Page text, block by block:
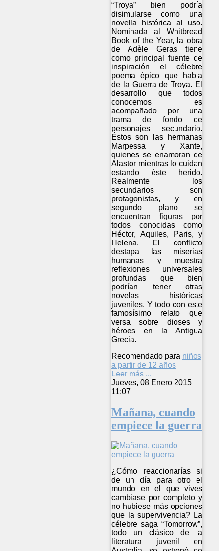
“Troya” bien podría
disimularse como una
novella histórica al uso.
Nominada al Whitbread
Book of the Year, la obra
de Adèle Geras tiene
como principal fuente de
inspiración el célebre
poema épico que habla
de la Guerra de Troya. El
desarrollo que todos
conocemos es
acompañado por una
trama de fondo de
personajes secundario.
Éstos son las hermanas
Marpessa y Xante,
quienes se enamoran de
Alastor mientras lo cuidan
estando éste herido.
Realmente los
secundarios son
protagonistas, y en
segundo plano se
encuentran figuras por
todos conocidas como
Héctor, Aquiles, Paris, y
Helena. El conflicto
destapa las miserias
humanas y muestra
reflexiones universales
profundas que bien
podrían tener otras
novelas históricas
juveniles. Y todo con este
famosísimo relato que
versa sobre dioses y
héroes en la Antigua
Grecia.
Recomendado para niños
a partir de 12 años
Leer más ...
Jueves, 08 Enero 2015
11:07
Mañana, cuando
empiece la guerra
¿Cómo reaccionarías si
de un día para otro el
mundo en el que vives
cambiase por completo y
no hubiese más opciones
que la supervivencia? La
célebre saga “Tomorrow”,
todo un clásico de la
literatura juvenil en